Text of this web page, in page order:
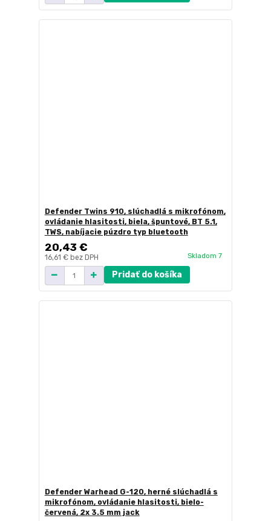
Defender Twins 910, slúchadlá s mikrofónom,
ovládanie hlasitosti, biela, špuntové, BT 5.1,
TWS, nabíjacie púzdro typ bluetooth
20,43 €
16,61 € bez DPH Skladom 7
Pridať do košíka
Defender Warhead G-120, herné slúchadlá s
mikrofónom, ovládanie hlasitosti, bielo-
červená, 2x 3.5 mm jack